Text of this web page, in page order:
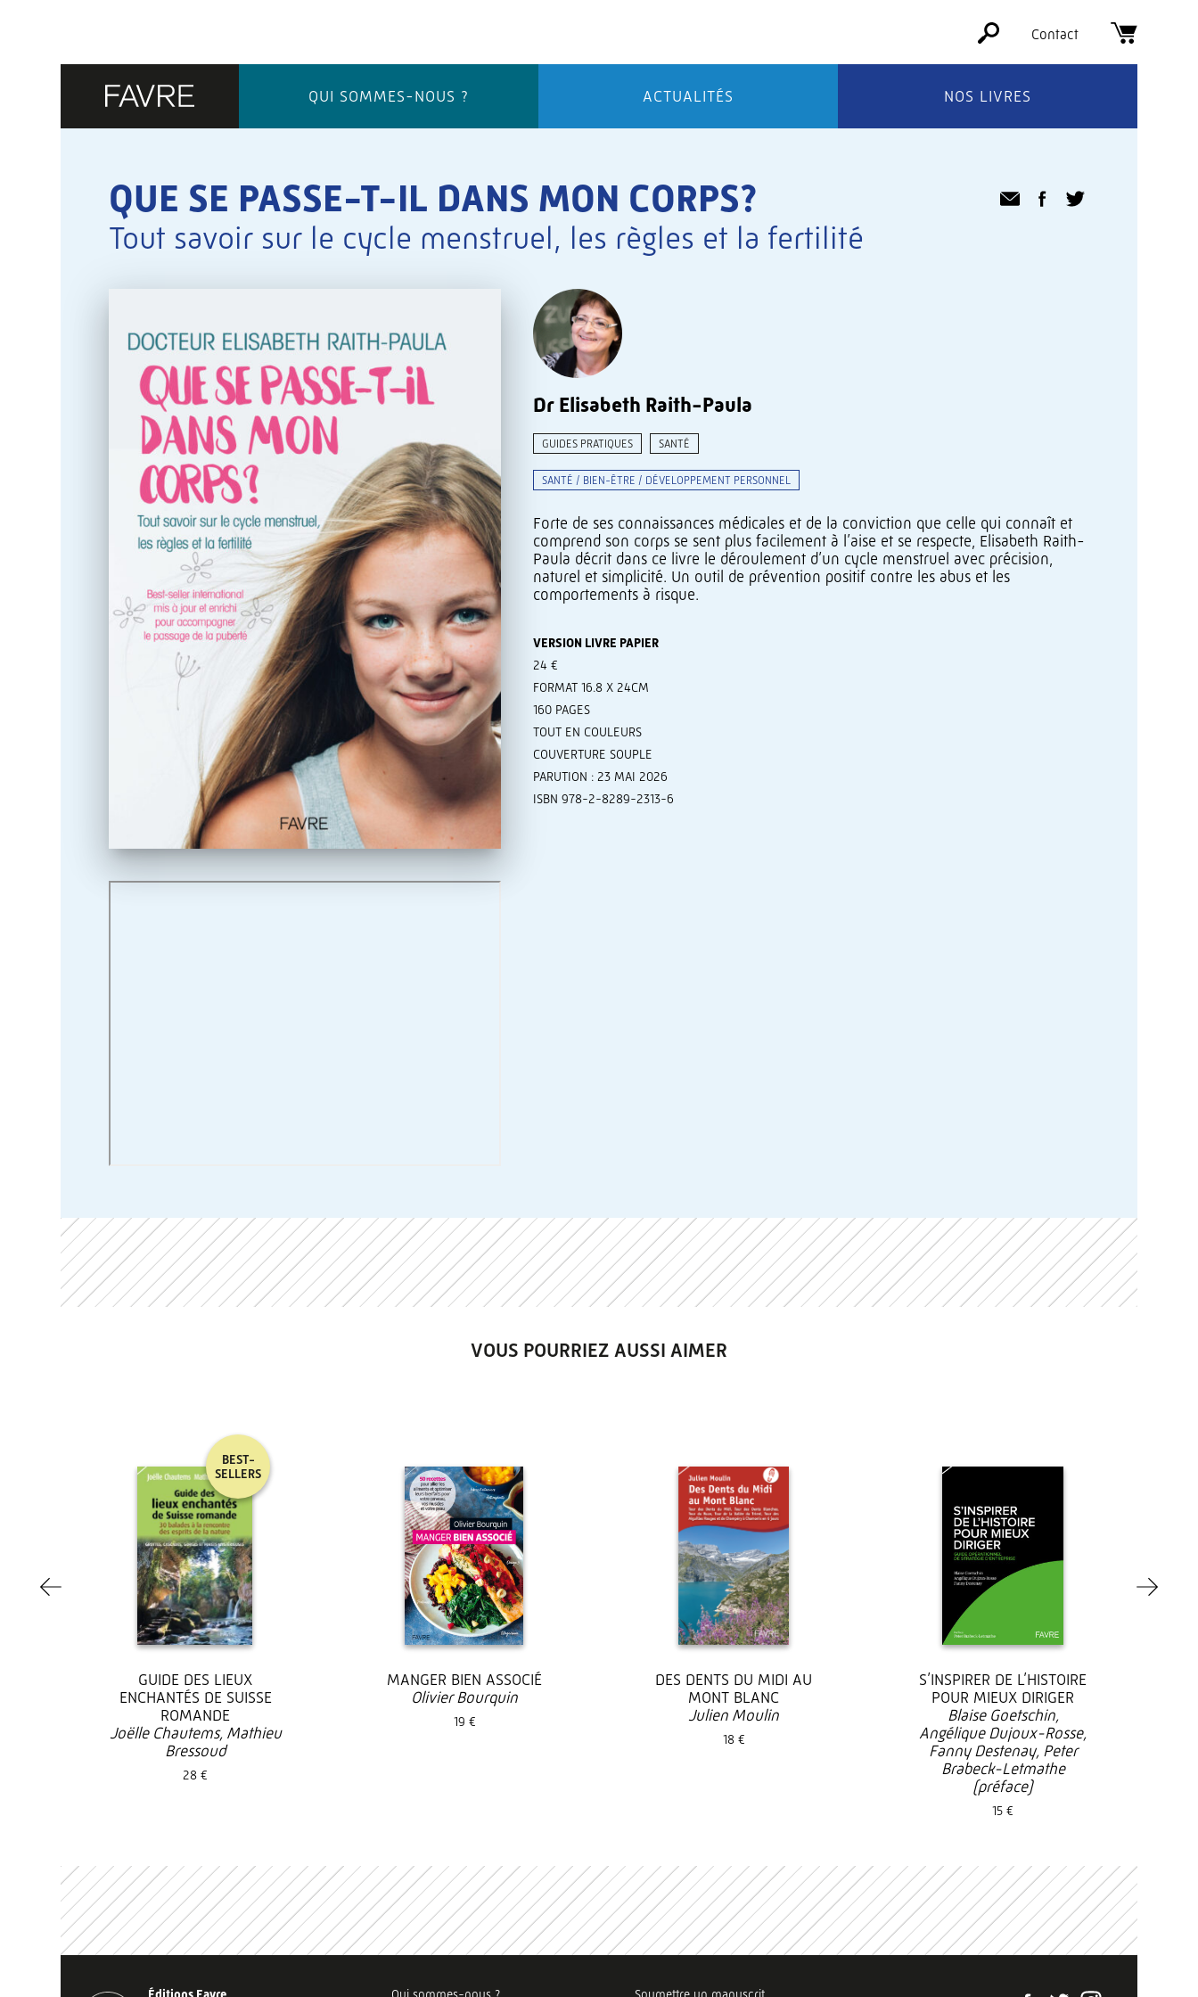
QUI SOMMES-NOUS ? ACTUALITÉS NOS LIVRES
Contact
QUE SE PASSE-T-IL DANS MON CORPS?
Tout savoir sur le cycle menstruel, les règles et la fertilité
Dr Elisabeth Raith-Paula
GUIDES PRATIQUES SANTÉ
SANTÉ / BIEN-ÊTRE / DÉVELOPPEMENT PERSONNEL
Forte de ses connaissances médicales et de la conviction que celle qui connaît et
comprend son corps se sent plus facilement à l’aise et se respecte, Elisabeth Raith-
Paula décrit dans ce livre le déroulement d’un cycle menstruel avec précision,
naturel et simplicité. Un outil de prévention positif contre les abus et les
comportements à risque.
VERSION LIVRE PAPIER
24 €
FORMAT 16.8 X 24CM
160 PAGES
TOUT EN COULEURS
COUVERTURE SOUPLE
PARUTION : 23 MAI 2026
ISBN 978-2-8289-2313-6
VOUS POURRIEZ AUSSI AIMER
BEST-
SELLERS
GUIDE DES LIEUX
ENCHANTÉS DE SUISSE
ROMANDE
Joëlle Chautems, Mathieu
Bressoud
28 €
MANGER BIEN ASSOCIÉ
Olivier Bourquin
19 €
DES DENTS DU MIDI AU
MONT BLANC
Julien Moulin
18 €
S’INSPIRER DE L’HISTOIRE
POUR MIEUX DIRIGER
Blaise Goetschin,
Angélique Dujoux-Rosse,
Fanny Destenay, Peter
Brabeck-Letmathe
(préface)
15 €